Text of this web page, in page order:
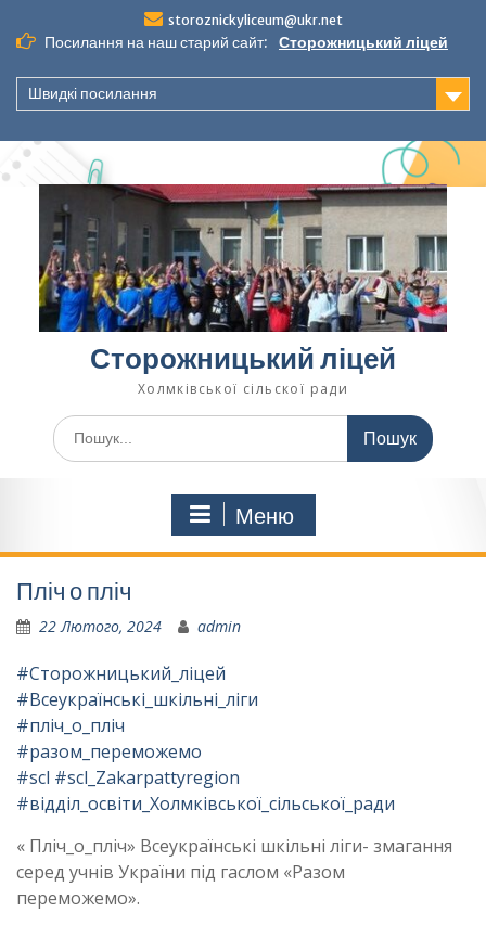
до
вмісту
storoznickyliceum@ukr.net
Посилання на наш старий сайт: Сторожницький ліцей
Швидкі посилання
Сторожницький ліцей
Холмківської сільскої ради
Шукати:
Меню
Пліч о пліч
22 Лютого, 2024 admin
#Сторожницький_ліцей
#Всеукраїнські_шкільні_ліги
#пліч_о_пліч
#разом_переможемо
#scl #scl_Zakarpattyregion
#відділ_освіти_Холмківської_сільської_ради
« Пліч_о_пліч» Всеукраїнські шкільні ліги- змагання
серед учнів України під гаслом «Разом
переможемо».